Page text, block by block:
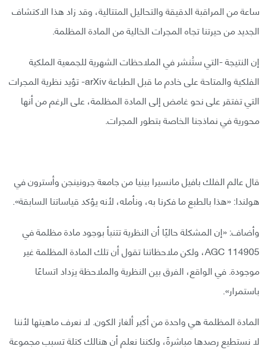
ساعة من المراقبة الدقيقة والتحاليل المتتالية، وقد زاد هذا الاكتشاف
الجديد من حيرتنا تجاه المجرات الخالية من المادة المظلمة.
إن النتيجة -التي ستُنشر في الملاحظات الشهرية للجمعية الملكية
الفلكية والمتاحة على خادم ما قبل الطباعة arXiv- تؤيد نظرية المجرات
التي تفتقر على نحو غامض إلى المادة المظلمة، على الرغم من أنها
محورية في نماذجنا الخاصة بتطور المجرات.
قال عالم الفلك بافيل مانسيرا بينيا من جامعة جرونينجن وأسترون في
هولندا: «هذا بالطبع ما فكرنا به، ونأمله، لأنه يؤكد قياساتنا السابقة».
وأضاف: «إن المشكلة حاليًا أن النظرية تتنبأ بوجود مادة مظلمة في
AGC 114905، ولكن ملاحظاتنا تقول أن تلك المادة المظلمة غير
موجودة. في الواقع، الفرق بين النظرية والملاحظة يزداد اتساعًا
باستمرار».
المادة المظلمة هي واحدة من أكبر ألغاز الكون. لا نعرف ماهيتها لأننا
لا نستطيع رصدها مباشرةً، ولكننا نعلم أن هنالك كتلة تسبب مجموعة